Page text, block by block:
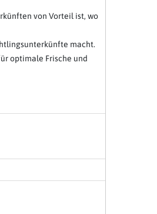
von Vorteil ist, wo
macht.
optimale Frische und